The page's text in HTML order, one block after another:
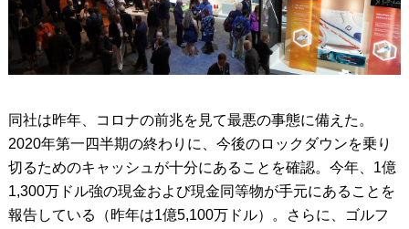
同社は昨年、コロナの前兆を見て最悪の事態に備えた。
2020年第一四半期の終わりに、今後のロックダウンを乗り
切るためのキャッシュが十分にあることを確認。今年、1億
1,300万ドル強の現金および現金同等物が手元にあることを
報告している（昨年は1億5,100万ドル）。さらに、ゴルフ